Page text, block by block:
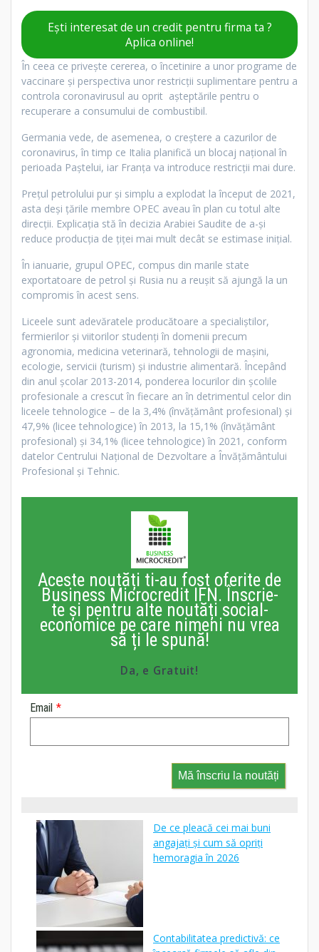
Ești interesat de un credit pentru firma ta ?
Aplica online!
În ceea ce privește cererea, o încetinire a unor programe de
vaccinare și perspectiva unor restricții suplimentare pentru a
controla coronavirusul au oprit așteptările pentru o
recuperare a consumului de combustibil.
Germania vede, de asemenea, o creștere a cazurilor de
coronavirus, în timp ce Italia planifică un blocaj național în
perioada Paștelui, iar Franța va introduce restricții mai dure.
Preţul petrolului pur și simplu a explodat la început de 2021,
asta deși țările membre OPEC aveau în plan cu totul alte
direcții. Explicația stă în decizia Arabiei Saudite de a-și
reduce producţia de țiței mai mult decât se estimase inițial.
În ianuarie, grupul OPEC, compus din marile state
exportatoare de petrol şi Rusia nu a reuşit să ajungă la un
compromis în acest sens.
Liceele sunt adevăratele producătoare a specialiștilor,
fermierilor și viitorilor studenți în domenii precum
agronomia, medicina veterinară, tehnologii de mașini,
ecologie, servicii (turism) și industrie alimentară. Începând
din anul școlar 2013-2014, ponderea locurilor din școlile
profesionale a crescut în fiecare an în detrimentul celor din
liceele tehnologice – de la 3,4% (învățământ profesional) și
47,9% (licee tehnologice) în 2013, la 15,1% (învățământ
profesional) și 34,1% (licee tehnologice) în 2021, conform
datelor Centrului Național de Dezvoltare a Învățământului
Profesional și Tehnic.
Aceste noutăți ti-au fost oferite de
Business Microcredit IFN. Înscrie-
te și pentru alte noutăți social-
economice pe care nimeni nu vrea
să ți le spună!
Da, e Gratuit!
Email *
Mă înscriu la noutăți
De ce pleacă cei mai buni
angajați și cum să opriți
hemoragia în 2026
Contabilitatea predictivă: ce